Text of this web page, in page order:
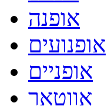
אופנה
אופנועים
אופניים
אווטאר